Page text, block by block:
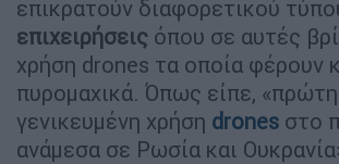
επικρατούν διαφορετικού
επιχειρήσεις όπου σε αυτές
χρήση drones τα οποία φέρουν
πυρομαχικά. Όπως είπε,
γενικευμένη χρήση drones στο
ανάμεσα σε Ρωσία και